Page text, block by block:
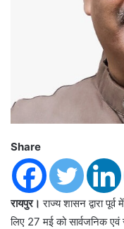
Share
रायपुर। राज्य शासन द्वारा
लिए 27 मई को सार्वजनिक एवं